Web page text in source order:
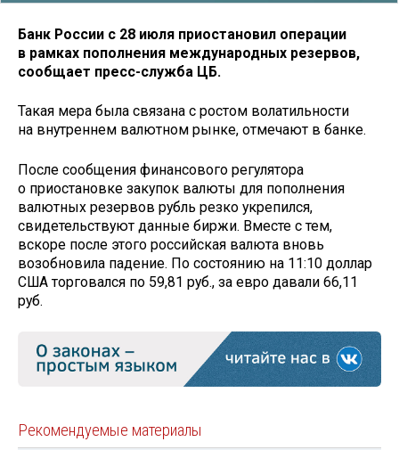
Банк России с 28 июля приостановил операции
в рамках пополнения международных резервов,
сообщает пресс-служба ЦБ.
Такая мера была связана с ростом волатильности
на внутреннем валютном рынке, отмечают в банке.
После сообщения финансового регулятора
о приостановке закупок валюты для пополнения
валютных резервов рубль резко укрепился,
свидетельствуют данные биржи. Вместе с тем,
вскоре после этого российская валюта вновь
возобновила падение. По состоянию на 11:10 доллар
США торговался по 59,81 руб., за евро давали 66,11
руб.
Рекомендуемые материалы